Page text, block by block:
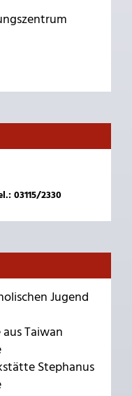
03115/2330
Jugend
Taiwan
Stephanus